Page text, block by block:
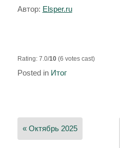
Автор: Elsper.ru
Rating: 7.0/10(6 votes cast)
Posted in Итог
по
записям
« Октябрь 2025